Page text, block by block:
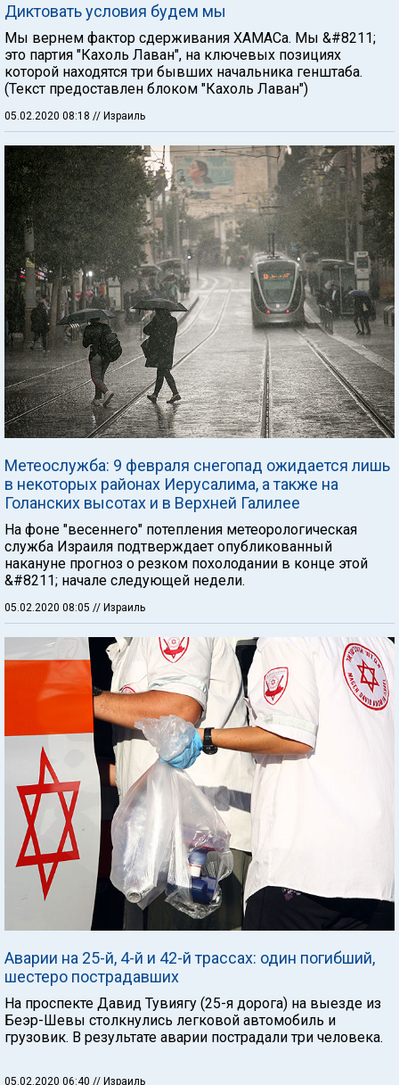
Диктовать условия будем мы
Мы вернем фактор сдерживания ХАМАСа. Мы &#8211;
это партия "Кахоль Лаван", на ключевых позициях
которой находятся три бывших начальника генштаба.
(Текст предоставлен блоком "Кахоль Лаван")
05.02.2020 08:18 // Израиль
Метеослужба: 9 февраля снегопад ожидается лишь
в некоторых районах Иерусалима, а также на
Голанских высотах и в Верхней Галилее
На фоне "весеннего" потепления метеорологическая
служба Израиля подтверждает опубликованный
накануне прогноз о резком похолодании в конце этой
&#8211; начале следующей недели.
05.02.2020 08:05 // Израиль
Аварии на 25-й, 4-й и 42-й трассах: один погибший,
шестеро пострадавших
На проспекте Давид Тувиягу (25-я дорога) на выезде из
Беэр-Шевы столкнулись легковой автомобиль и
грузовик. В результате аварии пострадали три человека.
05.02.2020 06:40 // Израиль